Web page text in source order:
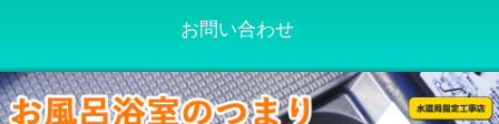
お問い合わせ